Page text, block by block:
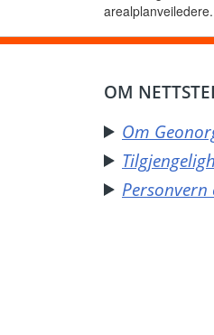
arealplanveiledere.